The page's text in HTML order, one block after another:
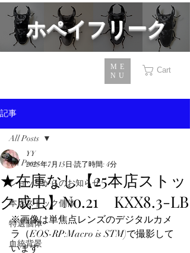
​ホペイフリーク
ME
NU
Cart
記事
All Posts
ショップからのお知らせ
本店ストック個体
特選個体
血統背景
All Posts
★在庫なし【25本店ストッ
ク成虫】No.21 KXX8.3-LB
YY
2025年7月15日 読了時間: 4分
※画像は単焦点レンズのデジタルカメ
ラ（EOS-RP:Macro is STM)で撮影して
います